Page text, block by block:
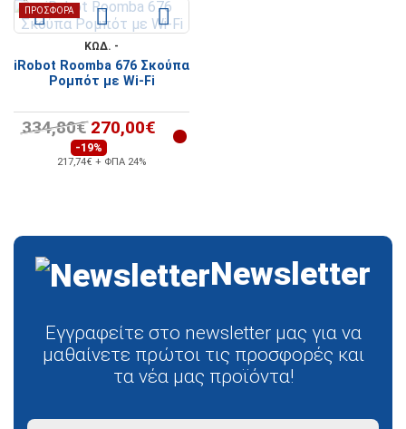
ΠΡΟΣΦΟΡΆ
ΚΩΔ. -
iRobot Roomba 676 Σκούπα
Ρομπότ με Wi-Fi
334,80€ 270,00€
-19%
217,74€ + ΦΠΑ 24%
Newsletter
Εγγραφείτε στο newsletter μας για να
μαθαίνετε πρώτοι τις προσφορές και
τα νέα μας προϊόντα!